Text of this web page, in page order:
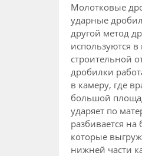
Молотковые
ударные
другой метод
используются
строительной
дробилки
в камеру, где
большой
ударяет по
разбивается на
которые
нижней части